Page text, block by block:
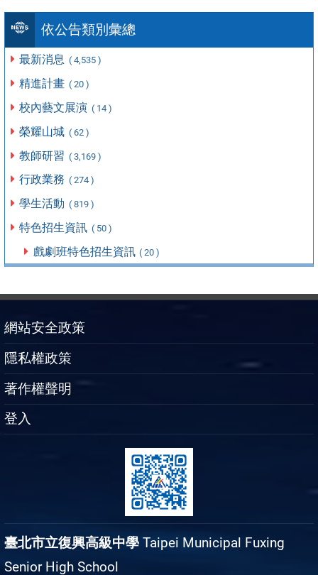
依公告類別彙總
最新消息 ( 4,535 )
精進計畫 ( 20 )
校內藝文展演 ( 14 )
榮耀山城 ( 62 )
教師研習 ( 3,169 )
行政業務 ( 274 )
學生活動 ( 819 )
特色招生資訊 ( 50 )
戲劇班特色招生資訊 ( 20 )
網站安全政策
隱私權政策
著作權聲明
登入
臺北市立復興高級中學 Taipei Municipal Fuxing
Senior High School